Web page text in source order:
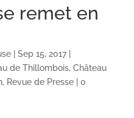
remet en
| Sep 15, 2017|
de Thillombois, Château
, Revue de Presse| 0